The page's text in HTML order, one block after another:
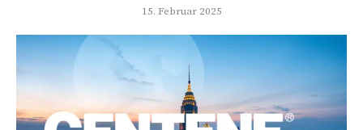
15. Februar 2025